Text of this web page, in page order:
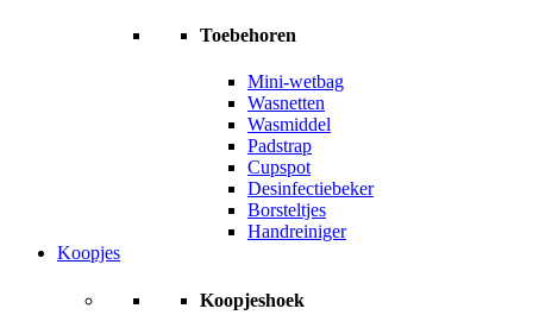
Toebehoren
Mini-wetbag
Wasnetten
Wasmiddel
Padstrap
Cupspot
Desinfectiebeker
Borsteltjes
Handreiniger
Koopjes
Koopjeshoek